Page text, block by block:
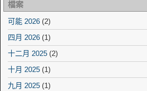
檔案
可能 2026 (2)
四月 2026 (1)
十二月 2025 (2)
十月 2025 (1)
九月 2025 (1)